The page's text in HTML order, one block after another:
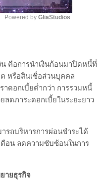
Powered by GliaStudios
คือการนำเงินก้อนมาปิดหนี้ที่
หรือสินเชื่อส่วนบุคคล
าดอกเบี้ยต่ำกว่า การรวมหนี้
ลดภาระดอกเบี้ยในระยะยาว
รถบริหารการผ่อนชำระได้
ดือน ลดความซับซ้อนในการ
ายธุรกิจ